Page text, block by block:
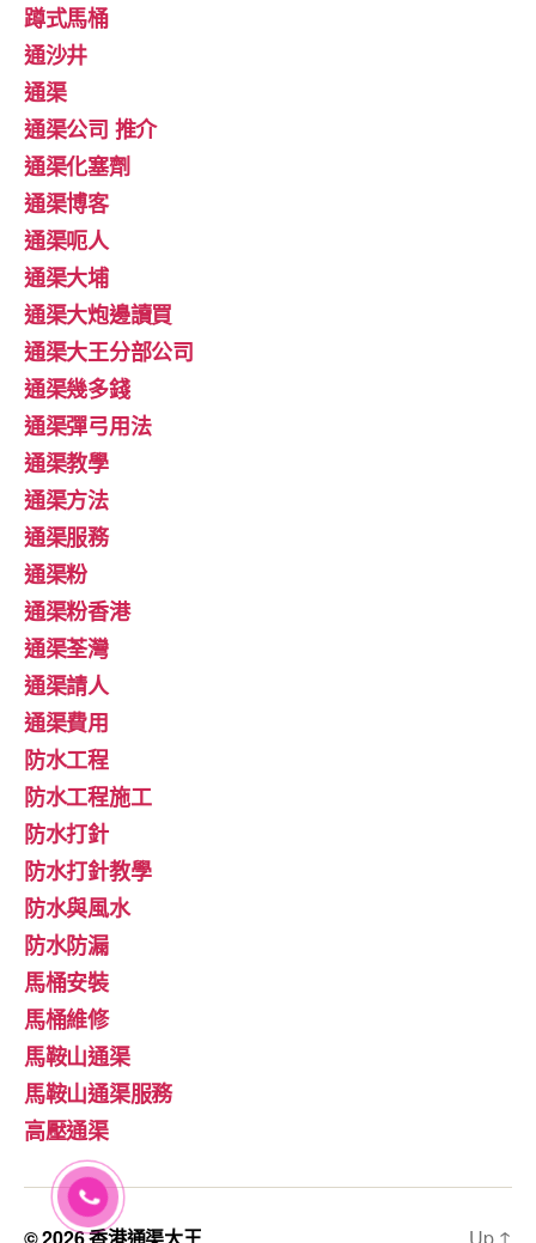
蹲式馬桶
通沙井
通渠
通渠公司 推介
通渠化塞劑
通渠博客
通渠呃人
通渠大埔
通渠大炮邊讀買
通渠大王分部公司
通渠幾多錢
通渠彈弓用法
通渠教學
通渠方法
通渠服務
通渠粉
通渠粉香港
通渠荃灣
通渠請人
通渠費用
防水工程
防水工程施工
防水打針
防水打針教學
防水與風水
防水防漏
馬桶安裝
馬桶維修
馬鞍山通渠
馬鞍山通渠服務
高壓通渠